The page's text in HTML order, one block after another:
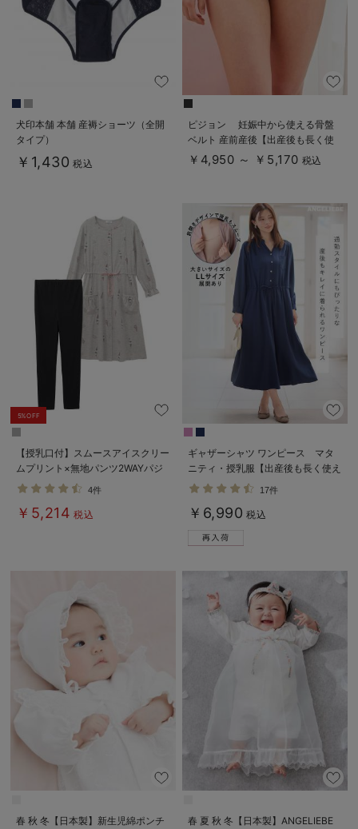
犬印本舗 本舗 産褥ショーツ（全開
タイプ）
￥1,430 税込
ピジョン 妊娠中から使える骨盤
ベルト 産前産後【出産後も長く使
える】
￥4,950 ～ ￥5,170 税込
5%OFF
【授乳口付】スムースアイスクリー
ムプリント×無地パンツ2WAYパジ
ャマ
4件
￥5,214 税込
ギャザーシャツ ワンピース マタ
ニティ・授乳服【出産後も長く使え
る】
17件
￥6,990 税込
春 秋 冬【日本製】新生児綿ポンチ
春 夏 秋 冬【日本製】ANGELIEBE